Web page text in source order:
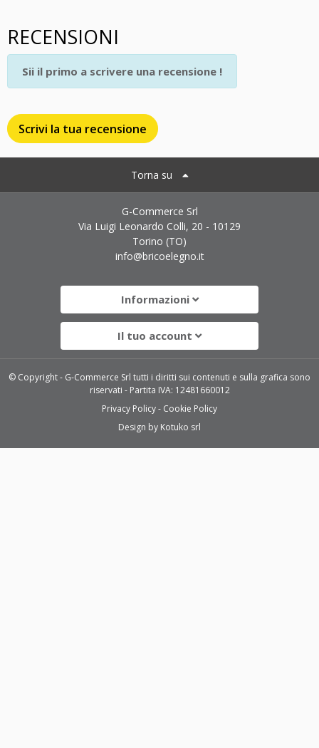
RECENSIONI
Scrivi la tua recensione
Sii il primo a scrivere una recensione !
Torna su
G-Commerce Srl
Via Luigi Leonardo Colli, 20 - 10129
Torino (TO)
info@bricoelegno.it
Informazioni
Il tuo account
© Copyright - G-Commerce Srl tutti i diritti sui contenuti e sulla grafica sono
riservati - Partita IVA: 12481660012
Privacy Policy
Cookie Policy
Design by Kotuko srl